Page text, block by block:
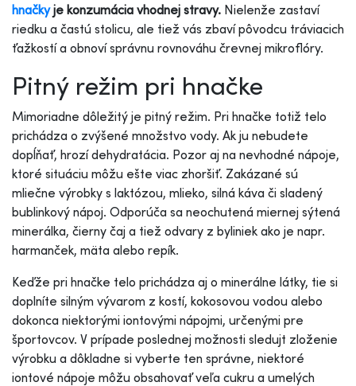
hnačkyje konzumácia vhodnej stravy. Nielenže zastaví
riedku a častú stolicu, ale tiež vás zbaví pôvodcu tráviacich
ťažkostí a obnoví správnu rovnováhu črevnej mikroflóry.
Pitný režim pri hnačke
Mimoriadne dôležitý je pitný režim. Pri hnačke totiž telo
prichádza o zvýšené množstvo vody. Ak ju nebudete
dopĺňať, hrozí dehydratácia. Pozor aj na nevhodné nápoje,
ktoré situáciu môžu ešte viac zhoršiť. Zakázané sú
mliečne výrobky s laktózou, mlieko, silná káva či sladený
bublinkový nápoj. Odporúča sa neochutená miernej sýtená
minerálka, čierny čaj a tiež odvary z byliniek ako je napr.
harmanček, mäta alebo repík.
Keďže pri hnačke telo prichádza aj o minerálne látky, tie si
doplníte silným vývarom z kostí, kokosovou vodou alebo
dokonca niektorými iontovými nápojmi, určenými pre
športovcov. V prípade poslednej možnosti sledujt zloženie
výrobku a dôkladne si vyberte ten správne, niektoré
iontové nápoje môžu obsahovať veľa cukru a umelých